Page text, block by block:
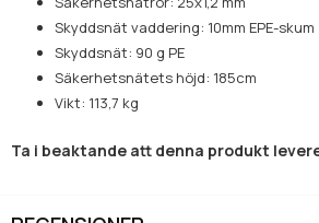
Skyddsnät vaddering: 10mm EPE-skum
Skyddsnät: 90 g PE
Säkerhetsnätets höjd: 185cm
Vikt: 113,7 kg
Ta i beaktande att denna produkt